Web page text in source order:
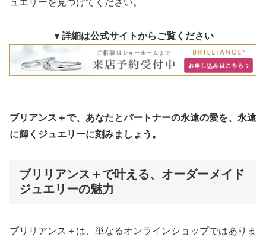
ュエリーを見つけてください。
▼詳細は公式サイトからご覧ください
ブリアンス＋で、あなたとパートナーの永遠の愛を、永遠
に輝くジュエリーに刻みましょう。
ブリリアンス＋で叶える、オーダーメイド
ジュエリーの魅力
ブリリアンス＋は、単なるオンラインショップではありま